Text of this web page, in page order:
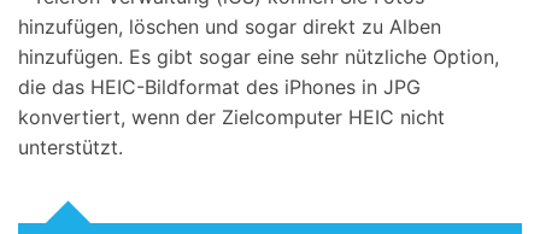
hinzufügen, löschen und sogar direkt zu Alben
hinzufügen. Es gibt sogar eine sehr nützliche Option,
die das HEIC-Bildformat des iPhones in JPG
konvertiert, wenn der Zielcomputer HEIC nicht
unterstützt.